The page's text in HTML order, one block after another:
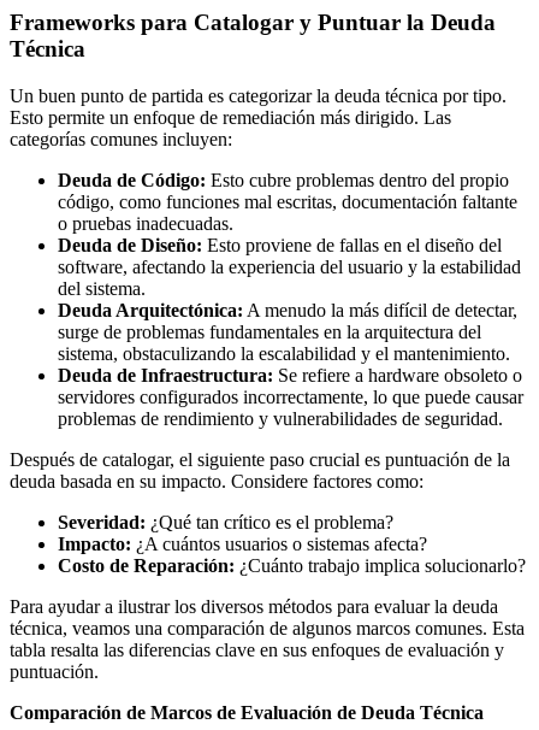
Frameworks para Catalogar y Puntuar la Deuda
Técnica
Un buen punto de partida es categorizar la deuda técnica por tipo.
Esto permite un enfoque de remediación más dirigido. Las
categorías comunes incluyen:
Deuda de Código: Esto cubre problemas dentro del propio
código, como funciones mal escritas, documentación faltante
o pruebas inadecuadas.
Deuda de Diseño: Esto proviene de fallas en el diseño del
software, afectando la experiencia del usuario y la estabilidad
del sistema.
Deuda Arquitectónica: A menudo la más difícil de detectar,
surge de problemas fundamentales en la arquitectura del
sistema, obstaculizando la escalabilidad y el mantenimiento.
Deuda de Infraestructura: Se refiere a hardware obsoleto o
servidores configurados incorrectamente, lo que puede causar
problemas de rendimiento y vulnerabilidades de seguridad.
Después de catalogar, el siguiente paso crucial es puntuación de la
deuda basada en su impacto. Considere factores como:
Severidad: ¿Qué tan crítico es el problema?
Impacto: ¿A cuántos usuarios o sistemas afecta?
Costo de Reparación: ¿Cuánto trabajo implica solucionarlo?
Para ayudar a ilustrar los diversos métodos para evaluar la deuda
técnica, veamos una comparación de algunos marcos comunes. Esta
tabla resalta las diferencias clave en sus enfoques de evaluación y
puntuación.
Comparación de Marcos de Evaluación de Deuda Técnica